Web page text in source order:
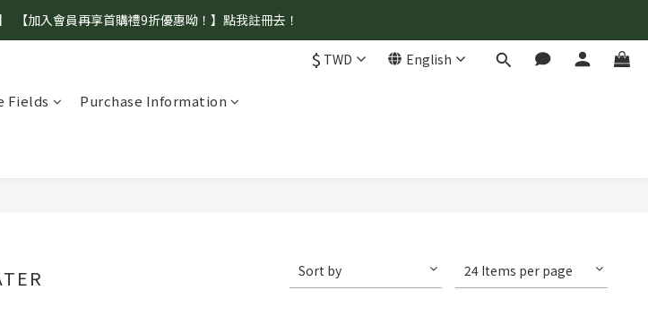
登山、野餐、郊遊、日常補水首選！
【加入會員再享首購禮9折優惠呦！】點我註冊去！
$ TWD English
Fields
Purchase Information
Sort by 24 Items per page